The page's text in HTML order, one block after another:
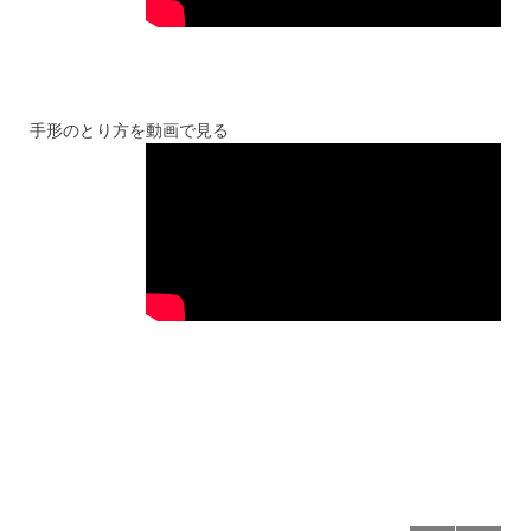
手形のとり方を動画で見る